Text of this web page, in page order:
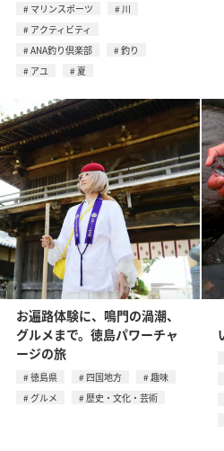
マリンスポーツ
川
アクティビティ
ANA釣り倶楽部
釣り
アユ
夏
お遍路体験に、鳴門の渦潮、
グルメまで。徳島パワーチャ
ージの旅
徳島県 四国地方
趣味
グルメ
歴史・文化・芸術